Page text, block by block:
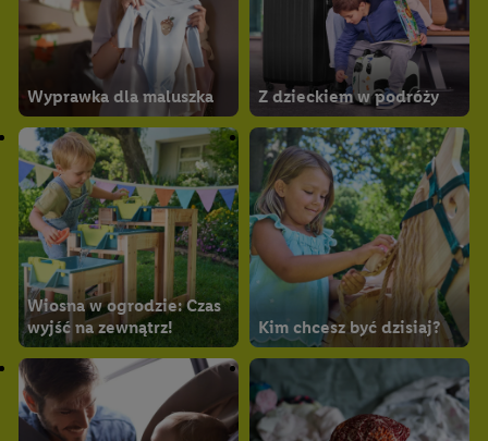
Wyprawka dla maluszka Z dzieckiem w podróży
Wiosna w ogrodzie: Czas
wyjść na zewnątrz!
Kim chcesz być dzisiaj?